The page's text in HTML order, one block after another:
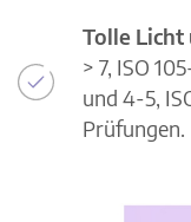
Tolle
> 7, ISO
und 4-5,
Prüfungen.